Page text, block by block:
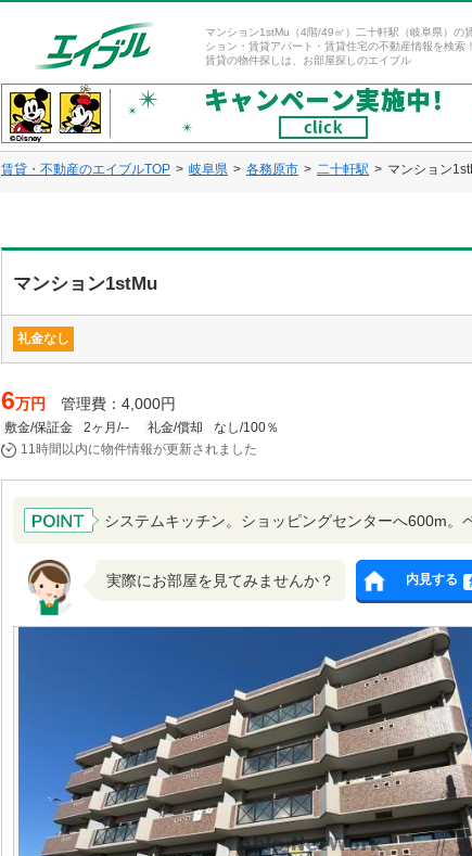
マンション1stMu（4階/49㎡）二十軒駅（岐阜県）の
ション・賃貸アパート・賃貸住宅の不動産情報を検索
賃貸の物件探しは、お部屋探しのエイブル
賃貸・不動産のエイブルTOP 岐阜県 各務原市 二十軒駅 マンション
マンション1stMu
礼金なし
6万円 管理費：4,000円
敷金/保証金 2ヶ月/-- 礼金/償却
なし/100％
11時間以内に物件情報が更新されました
システムキッチン。ショッピングセンターへ600m
実際にお部屋を見てみませんか？ 内見する